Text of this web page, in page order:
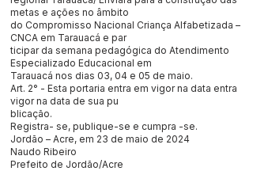
metas e ações no âmbito
do Compromisso Nacional Criança Alfabetizada –
CNCA em Tarauacá e par
ticipar da semana pedagógica do Atendimento
Especializado Educacional em
Tarauacá nos dias 03, 04 e 05 de maio.
Art. 2° - Esta portaria entra em vigor na data entra
vigor na data de sua pu
blicação.
Registra- se, publique-se e cumpra -se.
Jordão – Acre, em 23 de maio de 2024
Naudo Ribeiro
Prefeito de Jordão/Acre